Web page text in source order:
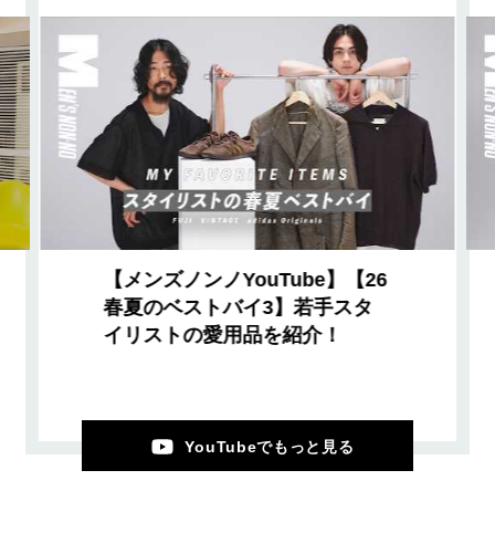
【メンズノンノYouTube】【26
春夏のベストバイ3】若手スタ
イリストの愛用品を紹介！
YouTubeでもっと見る